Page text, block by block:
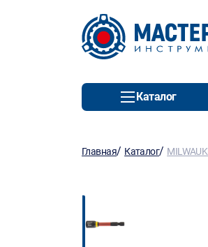
Каталог
Главная/ Каталог/